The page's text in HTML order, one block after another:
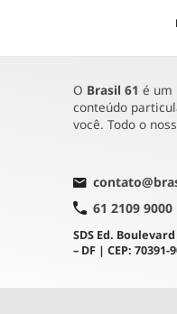
O Brasil 61 é um
conteúdo
você. Todo o
61 2109 9000
SDS Ed.
– DF | CEP: 70391-